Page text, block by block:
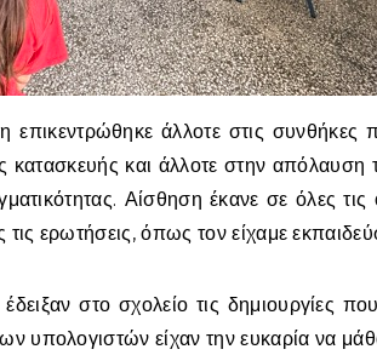
άλλοτε στις συνθήκες
κατασκευής και άλλοτε στην
Αίσθηση έκανε σε όλες
ερωτήσεις, όπως τον είχαμε
στο σχολείο τις δημιουργίες
υπολογιστών είχαν την ευκαρία να